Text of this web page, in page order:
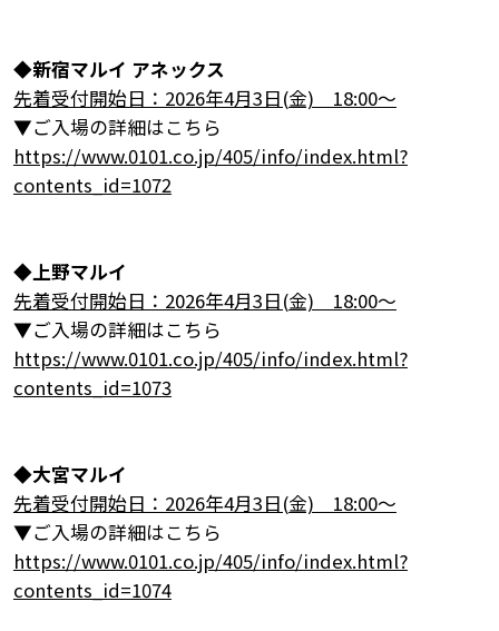
◆新宿マルイ アネックス
先着受付開始日：2026年4月3日(金) 18:00～
▼ご入場の詳細はこちら
https://www.0101.co.jp/405/info/index.html?
contents_id=1072
◆上野マルイ
先着受付開始日：2026年4月3日(金) 18:00～
▼ご入場の詳細はこちら
https://www.0101.co.jp/405/info/index.html?
contents_id=1073
◆大宮マルイ
先着受付開始日：2026年4月3日(金) 18:00～
▼ご入場の詳細はこちら
https://www.0101.co.jp/405/info/index.html?
contents_id=1074